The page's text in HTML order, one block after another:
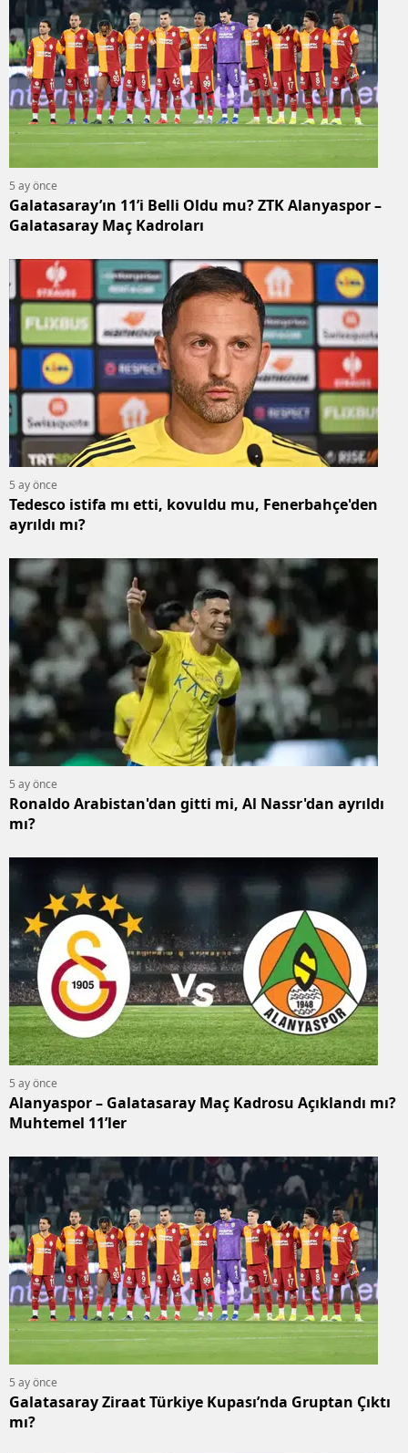
5 ay önce
Galatasaray’ın 11’i Belli Oldu mu? ZTK Alanyaspor –
Galatasaray Maç Kadroları
5 ay önce
Tedesco istifa mı etti, kovuldu mu, Fenerbahçe'den
ayrıldı mı?
5 ay önce
Ronaldo Arabistan'dan gitti mi, Al Nassr'dan ayrıldı
mı?
5 ay önce
Alanyaspor – Galatasaray Maç Kadrosu Açıklandı mı?
Muhtemel 11’ler
5 ay önce
Galatasaray Ziraat Türkiye Kupası’nda Gruptan Çıktı
mı?